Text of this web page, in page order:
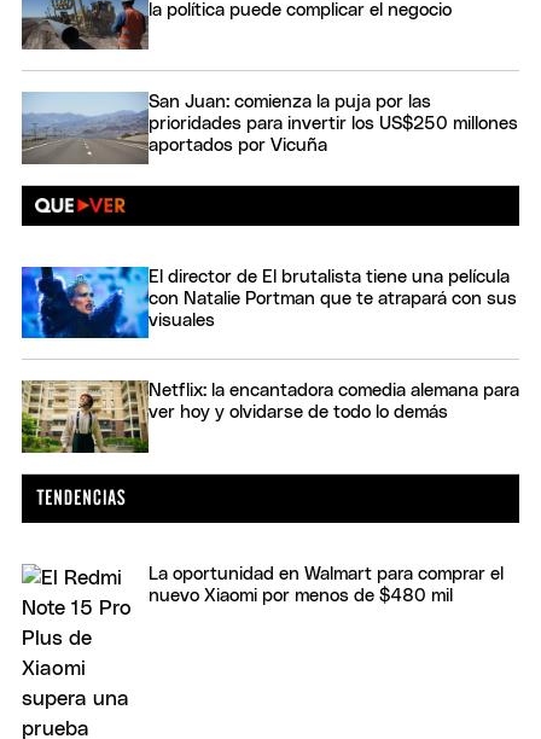
la política puede complicar el negocio
San Juan: comienza la puja por las
prioridades para invertir los US$250 millones
aportados por Vicuña
El director de El brutalista tiene una película
con Natalie Portman que te atrapará con sus
visuales
Netflix: la encantadora comedia alemana para
ver hoy y olvidarse de todo lo demás
La oportunidad en Walmart para comprar el
nuevo Xiaomi por menos de $480 mil